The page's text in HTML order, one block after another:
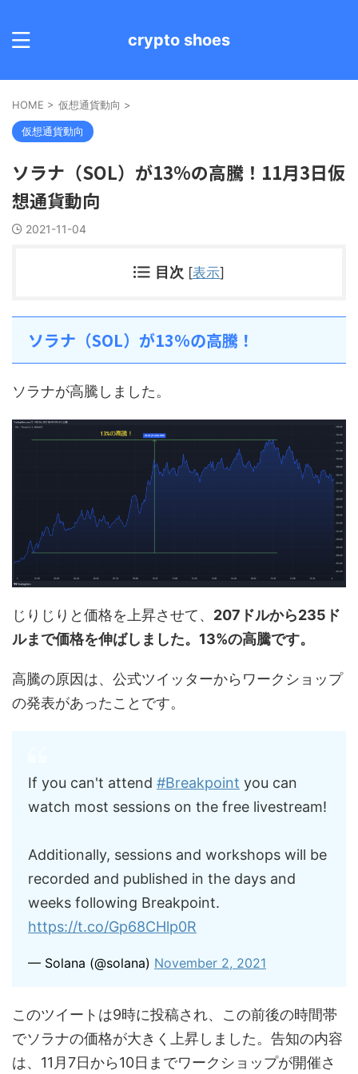
crypto shoes
HOME > 仮想通貨動向 >
仮想通貨動向
ソラナ（SOL）が13%の高騰！11月3日仮
想通貨動向
2021-11-04
目次 [表示]
ソラナ（SOL）が13%の高騰！
ソラナが高騰しました。
じりじりと価格を上昇させて、 207ドルから235ド
ルまで価格を伸ばしました。13%の高騰です。
高騰の原因は、公式ツイッターからワークショップ
の発表があったことです。
If you can't attend #Breakpoint you can
watch most sessions on the free livestream!
Additionally, sessions and workshops will be
recorded and published in the days and
weeks following Breakpoint.
https://t.co/Gp68CHlp0R
— Solana (@solana) November 2, 2021
このツイートは9時に投稿され、この前後の時間帯
でソラナの価格が大きく上昇しました。告知の内容
は、11月7日から10日までワークショップが開催さ